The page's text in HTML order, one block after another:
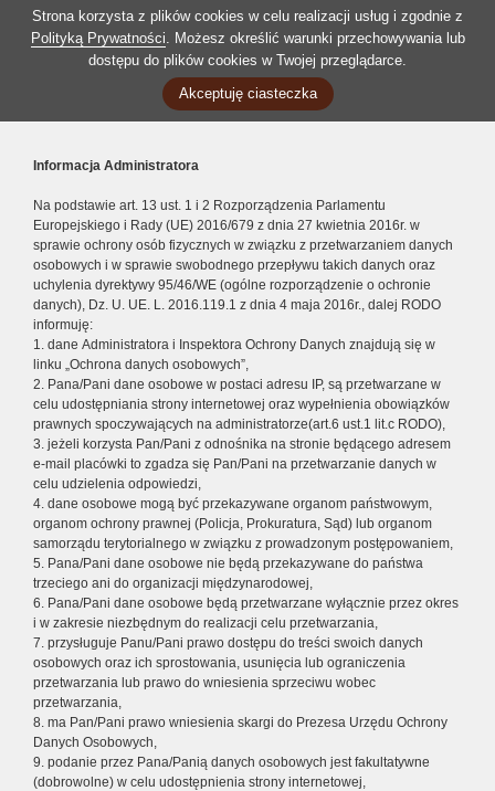
Strona korzysta z plików cookies w celu realizacji usług i zgodnie z
Polityką Prywatności. Możesz określić warunki przechowywania lub
dostępu do plików cookies w Twojej przeglądarce.
Akceptuję ciasteczka
Informacja Administratora
Na podstawie art. 13 ust. 1 i 2 Rozporządzenia Parlamentu
Europejskiego i Rady (UE) 2016/679 z dnia 27 kwietnia 2016r. w
sprawie ochrony osób fizycznych w związku z przetwarzaniem danych
osobowych i w sprawie swobodnego przepływu takich danych oraz
uchylenia dyrektywy 95/46/WE (ogólne rozporządzenie o ochronie
danych), Dz. U. UE. L. 2016.119.1 z dnia 4 maja 2016r., dalej RODO
informuję:
1. dane Administratora i Inspektora Ochrony Danych znajdują się w
linku „Ochrona danych osobowych”,
2. Pana/Pani dane osobowe w postaci adresu IP, są przetwarzane w
celu udostępniania strony internetowej oraz wypełnienia obowiązków
prawnych spoczywających na administratorze(art.6 ust.1 lit.c RODO),
3. jeżeli korzysta Pan/Pani z odnośnika na stronie będącego adresem
e-mail placówki to zgadza się Pan/Pani na przetwarzanie danych w
celu udzielenia odpowiedzi,
4. dane osobowe mogą być przekazywane organom państwowym,
organom ochrony prawnej (Policja, Prokuratura, Sąd) lub organom
samorządu terytorialnego w związku z prowadzonym postępowaniem,
5. Pana/Pani dane osobowe nie będą przekazywane do państwa
trzeciego ani do organizacji międzynarodowej,
6. Pana/Pani dane osobowe będą przetwarzane wyłącznie przez okres
i w zakresie niezbędnym do realizacji celu przetwarzania,
7. przysługuje Panu/Pani prawo dostępu do treści swoich danych
osobowych oraz ich sprostowania, usunięcia lub ograniczenia
przetwarzania lub prawo do wniesienia sprzeciwu wobec
przetwarzania,
8. ma Pan/Pani prawo wniesienia skargi do Prezesa Urzędu Ochrony
Danych Osobowych,
9. podanie przez Pana/Panią danych osobowych jest fakultatywne
(dobrowolne) w celu udostępnienia strony internetowej,